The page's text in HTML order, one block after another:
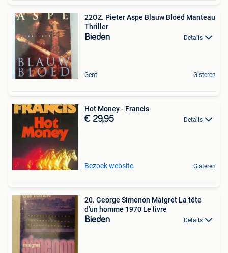
22OZ. Pieter Aspe Blauw Bloed Manteau
Thriller
Bieden Details
Gent Gisteren
Hot Money - Francis
€ 29,95 Details
Bezoek website Gisteren
20. George Simenon Maigret La tête
d'un homme 1970 Le livre
Bieden Details